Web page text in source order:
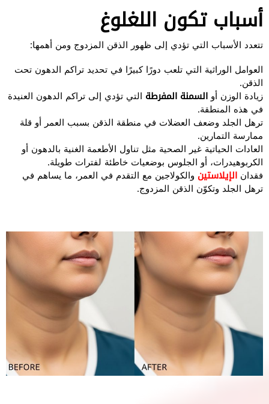
أسباب تكون اللغلوغ
تتعدد الأسباب التي تؤدي إلى ظهور الذقن المزدوج ومن أهمها:
العوامل الوراثية التي تلعب دورًا كبيرًا في تحديد تراكم الدهون تحت
الذقن.
زيادة الوزن أوالسمنة المفرطة التي تؤدي إلى تراكم الدهون العنيدة
في هذه المنطقة.
ترهل الجلد وضعف العضلات في منطقة الذقن بسبب العمر أو قلة
ممارسة التمارين.
العادات الحياتية غير الصحية مثل تناول الأطعمة الغنية بالدهون أو
الكربوهيدرات، أو الجلوس بوضعيات خاطئة لفترات طويلة.
فقدان الإيلاستين والكولاجين مع التقدم في العمر، ما يساهم في
ترهل الجلد وتكوّن الذقن المزدوج.